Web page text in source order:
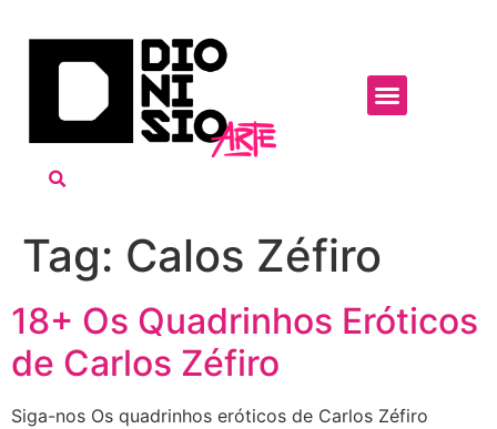
Tag: Calos Zéfiro
18+ Os Quadrinhos Eróticos
de Carlos Zéfiro
Siga-nos Os quadrinhos eróticos de Carlos Zéfiro